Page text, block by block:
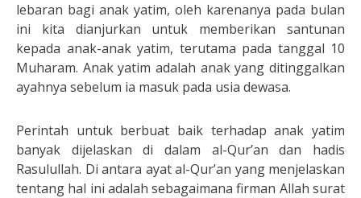
lebaran bagi anak yatim, oleh karenanya pada bulan
ini kita dianjurkan untuk memberikan santunan
kepada anak-anak yatim, terutama pada tanggal 10
Muharam. Anak yatim adalah anak yang ditinggalkan
ayahnya sebelum ia masuk pada usia dewasa.
Perintah untuk berbuat baik terhadap anak yatim
banyak dijelaskan di dalam al-Qur’an dan hadis
Rasulullah. Di antara ayat al-Qur’an yang menjelaskan
tentang hal ini adalah sebagaimana firman Allah surat